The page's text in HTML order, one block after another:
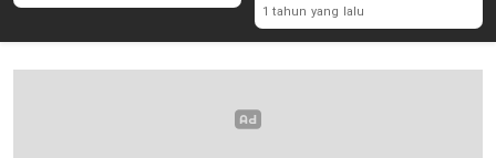
1 tahun yang lalu